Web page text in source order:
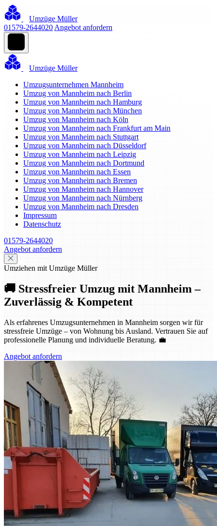
Umzüge Müller
01579-2644020 Angebot anfordern
Umzüge Müller
Umzugsunternehmen Mannheim
Umzug von Mannheim nach Berlin
Umzug von Mannheim nach Hamburg
Umzug von Mannheim nach München
Umzug von Mannheim nach Köln
Umzug von Mannheim nach Frankfurt am Main
Umzug von Mannheim nach Stuttgart
Umzug von Mannheim nach Düsseldorf
Umzug von Mannheim nach Leipzig
Umzug von Mannheim nach Dortmund
Umzug von Mannheim nach Essen
Umzug von Mannheim nach Bremen
Umzug von Mannheim nach Hannover
Umzug von Mannheim nach Nürnberg
Umzug von Mannheim nach Dresden
Impressum
Datenschutz
01579-2644020
Angebot anfordern
Umziehen mit Umzüge Müller
🚚 Stressfreier Umzug mit Mannheim –
Zuverlässig & Kompetent
Als erfahrenes Umzugsunternehmen in Mannheim sorgen wir für
stressfreie Umzüge – von Wohnung bis Ausland. Vertrauen Sie auf
professionelle Planung und individuelle Beratung. 💼
Angebot anfordern